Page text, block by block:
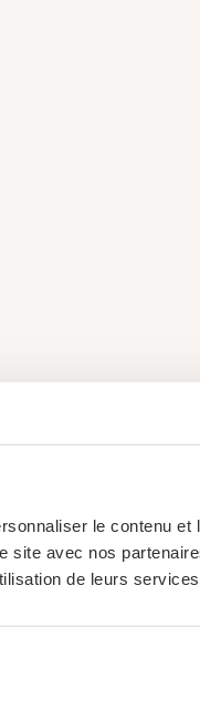
le contenu
site avec nos
de leurs